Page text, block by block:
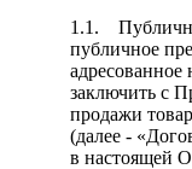
1.1.
публичное
адресованное
заключить с
продажи
(далее -
в настоящей